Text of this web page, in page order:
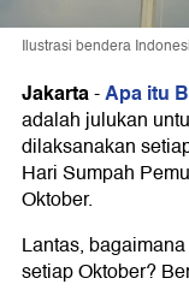
Ilustrasi bendera
Jakarta-Apa itu
adalah julukan
dilaksanakan
Hari Sumpah
Oktober.
Lantas,
setiap Oktober?